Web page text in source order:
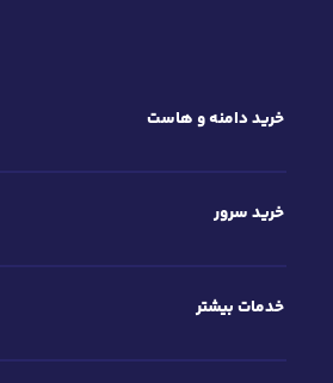
خرید دامنه و هاست
خرید سرور
خدمات بیشتر